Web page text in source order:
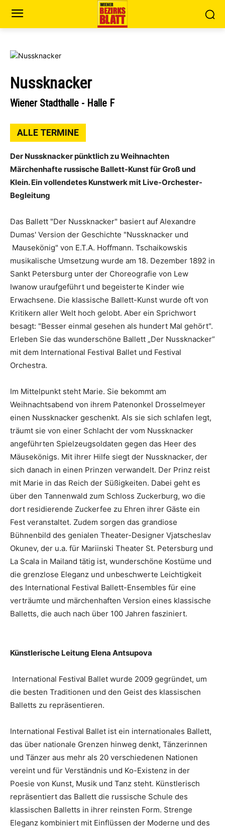
Nussknacker
Wiener Stadthalle - Halle F
ALLE TERMINE
Der Nussknacker pünktlich zu Weihnachten
Märchenhafte russische Ballett-Kunst für Groß und
Klein. Ein vollendetes Kunstwerk mit Live-Orchester-
Begleitung
Das Ballett "Der Nussknacker" basiert auf Alexandre
Dumas' Version der Geschichte "Nussknacker und
Mausekönig" von E.T.A. Hoffmann. Tschaikowskis
musikalische Umsetzung wurde am 18. Dezember 1892 in
Sankt Petersburg unter der Choreografie von Lew
Iwanow uraufgeführt und begeisterte Kinder wie
Erwachsene. Die klassische Ballett-Kunst wurde oft von
Kritikern aller Welt hoch gelobt. Aber ein Sprichwort
besagt: "Besser einmal gesehen als hundert Mal gehört".
Erleben Sie das wunderschöne Ballett „Der Nussknacker“
mit dem International Festival Ballet und Festival
Orchestra.
Im Mittelpunkt steht Marie. Sie bekommt am
Weihnachtsabend von ihrem Patenonkel Drosselmeyer
einen Nussknacker geschenkt. Als sie sich schlafen legt,
träumt sie von einer Schlacht der vom Nussknacker
angeführten Spielzeugsoldaten gegen das Heer des
Mäusekönigs. Mit ihrer Hilfe siegt der Nussknacker, der
sich danach in einen Prinzen verwandelt. Der Prinz reist
mit Marie in das Reich der Süßigkeiten. Dabei geht es
über den Tannenwald zum Schloss Zuckerburg, wo die
dort residierende Zuckerfee zu Ehren ihrer Gäste ein
Fest veranstaltet. Zudem sorgen das grandiose
Bühnenbild des genialen Theater-Designer Vjatscheslav
Okunev, der u.a. für Mariinski Theater St. Petersburg und
La Scala in Mailand tätig ist, wunderschöne Kostüme und
die grenzlose Eleganz und unbeschwerte Leichtigkeit
des International Festival Ballett-Ensembles für eine
verträumte und märchenhaften Version eines klassische
Balletts, die auch nach über 100 Jahren fasziniert.
Künstlerische Leitung Elena Antsupova
International Festival Ballet wurde 2009 gegründet, um
die besten Traditionen und den Geist des klassischen
Balletts zu repräsentieren.
International Festival Ballet ist ein internationales Ballett,
das über nationale Grenzen hinweg denkt, Tänzerinnen
und Tänzer aus mehr als 20 verschiedenen Nationen
vereint und für Verständnis und Ko-Existenz in der
Poesie von Kunst, Musik und Tanz steht. Künstlerisch
repräsentiert das Ballett die russische Schule des
klassischen Balletts in ihrer reinsten Form. Strenge
Eleganz kombiniert mit Einflüssen der Moderne und des